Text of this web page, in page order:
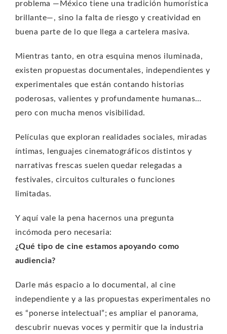
problema —México tiene una tradición humorística
brillante—, sino la falta de riesgo y creatividad en
buena parte de lo que llega a cartelera masiva.
Mientras tanto, en otra esquina menos iluminada,
existen propuestas documentales, independientes y
experimentales que están contando historias
poderosas, valientes y profundamente humanas…
pero con mucha menos visibilidad.
Películas que exploran realidades sociales, miradas
íntimas, lenguajes cinematográficos distintos y
narrativas frescas suelen quedar relegadas a
festivales, circuitos culturales o funciones
limitadas.
Y aquí vale la pena hacernos una pregunta
incómoda pero necesaria:
¿Qué tipo de cine estamos apoyando como
audiencia?
Darle más espacio a lo documental, al cine
independiente y a las propuestas experimentales no
es “ponerse intelectual”; es ampliar el panorama,
descubrir nuevas voces y permitir que la industria